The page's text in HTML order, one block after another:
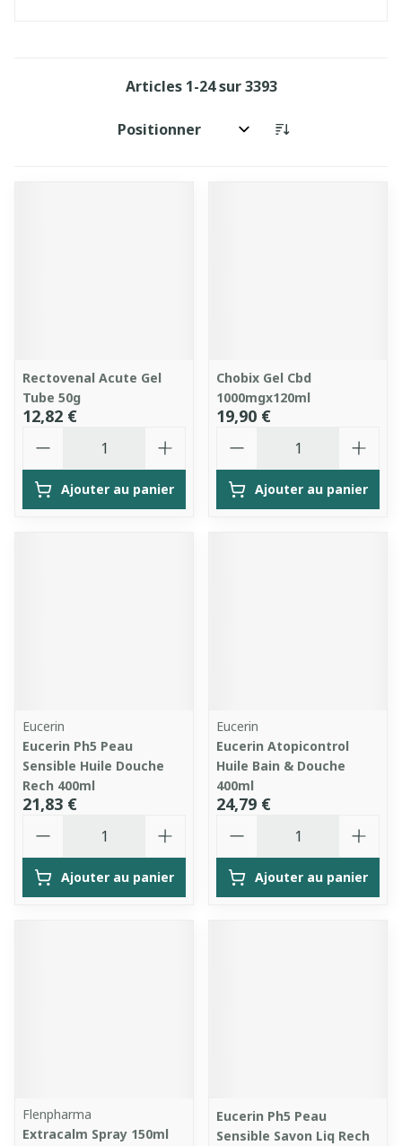
Articles 1-24sur3393
Trier par:
Rectovenal Acute Gel
Tube 50g
12,82 €
Ajouter au panier
Chobix Gel Cbd
1000mgx120ml
19,90 €
Ajouter au panier
Eucerin
Eucerin Ph5 Peau
Sensible Huile Douche
Rech 400ml
21,83 €
Ajouter au panier
Eucerin
Eucerin Atopicontrol
Huile Bain & Douche
400ml
24,79 €
Ajouter au panier
Flenpharma
Extracalm Spray 150ml
Eucerin Ph5 Peau
Sensible Savon Liq Rech